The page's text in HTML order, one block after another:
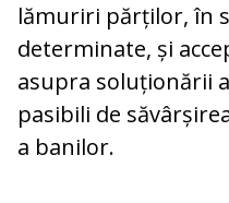
lămuriri părților, în
determinate, și
asupra soluționării
pasibili de
a banilor.